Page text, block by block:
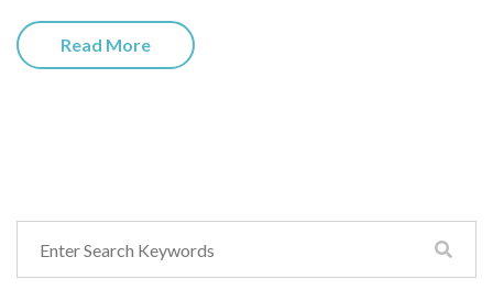
Read More